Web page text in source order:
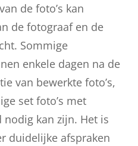
de foto’s kan
de fotograaf en de
Sommige
enkele dagen na de
van bewerkte foto’s,
set foto’s met
kan zijn. Het is
duidelijke afspraken